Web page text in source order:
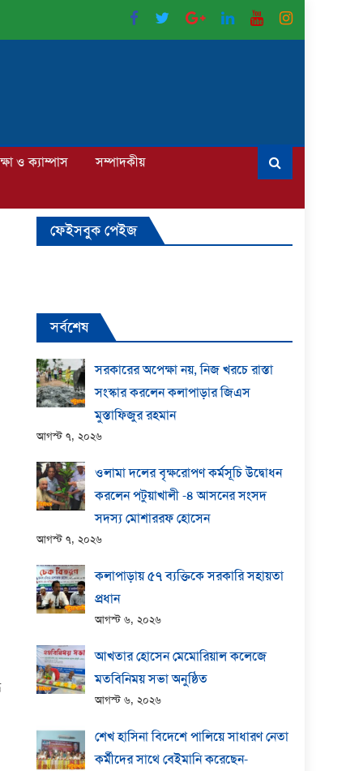
ও ক্যাম্পাস
সম্পাদকীয়
ফেইসবুক পেইজ
সর্বশেষ
সরকারের অপেক্ষা নয়, নিজ খরচে রাস্তা
সংস্কার করলেন কলাপাড়ার জিএস
মুস্তাফিজুর রহমান
আগস্ট ৭, ২০২৬
ওলামা দলের বৃক্ষরোপণ কর্মসূচি উদ্বোধন
করলেন পটুয়াখালী -৪ আসনের সংসদ
সদস্য মোশাররফ হোসেন
আগস্ট ৭, ২০২৬
কলাপাড়ায় ​৫৭ ব্যক্তিকে সরকারি সহায়তা
প্রধান
আগস্ট ৬, ২০২৬
আখতার হোসেন মেমোরিয়াল কলেজে
মতবিনিময় সভা অনুষ্ঠিত
আগস্ট ৬, ২০২৬
শেখ হাসিনা বিদেশে পালিয়ে সাধারণ নেতা
কর্মীদের সাথে বেইমানি করেছেন-